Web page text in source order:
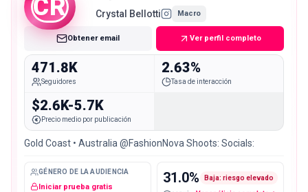
CR Crystal Bellotti Macro
Obtener email Ver perfil completo
471.8K
Seguidores
2.63%
Tasa de interacción
$2.6K-5.7K
Precio medio por publicación
Gold Coast • Australia @FashionNova Shoots: Socials:
GÉNERO DE LA AUDIENCIA
Iniciar prueba gratis
31.0% Baja: riesgo elevado